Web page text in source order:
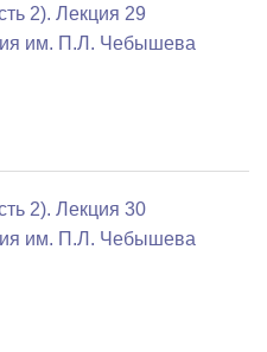
2). Лекция 29
им. П.Л. Чебышева
2). Лекция 30
им. П.Л. Чебышева